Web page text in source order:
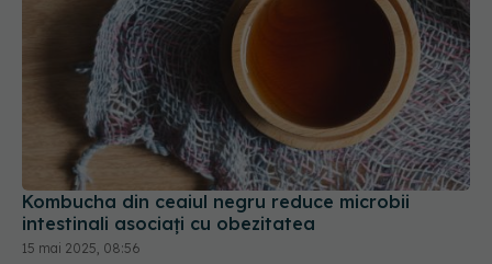
Kombucha din ceaiul negru reduce microbii
intestinali asociați cu obezitatea
15 mai 2025, 08:56